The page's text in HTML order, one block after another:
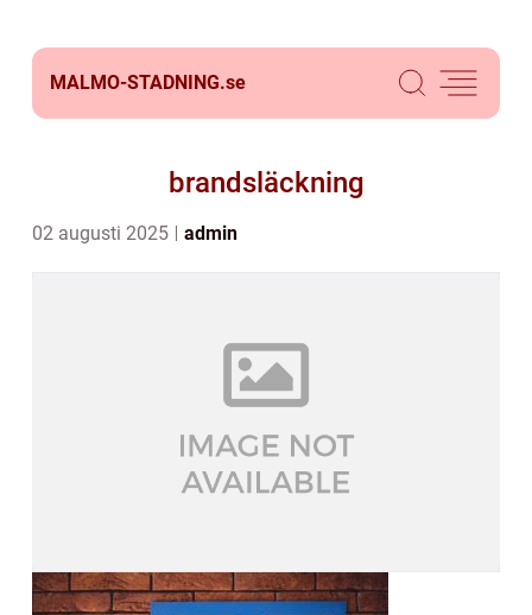
MALMO-STADNING.se
brandsläckning
02 augusti 2025 admin